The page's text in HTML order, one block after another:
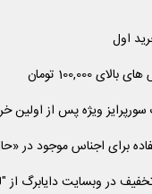
اول
100,000 تومان
ویژه پس از اولین
برای اجناس موجود در
در وبسایت دایابرگ از